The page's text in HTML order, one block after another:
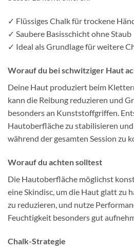
✓ Flüssiges Chalk für trockene
✓ Saubere Basisschicht ohne Staub
✓ Ideal als Grundlage für weitere
Worauf du bei schwitziger Haut
Deine Haut produziert beim
kann die Reibung reduzieren und
besonders an Kunststoffgriffen.
Hautoberfläche zu stabilisieren
während der gesamten Session zu
Worauf du achten solltest
Die Hautoberfläche möglichst
eine Skindisc, um die Haut glatt zu
zu reduzieren, und nutze
Feuchtigkeit besonders gut
Chalk-Strategie